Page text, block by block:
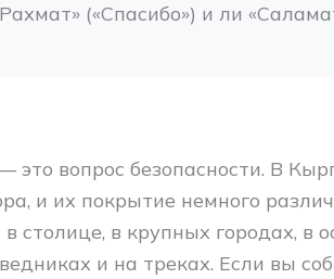
(«Спасибо») и ли
это вопрос безопасности. В
и их покрытие немного
столице, в крупных городах, в
и на треках. Если вы